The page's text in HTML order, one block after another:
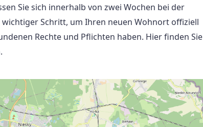
Sie sich innerhalb von zwei Wochen bei der
Schritt, um Ihren neuen Wohnort offiziell
Rechte und Pflichten haben. Hier finden Sie